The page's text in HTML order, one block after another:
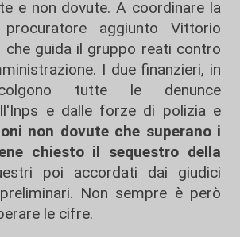
e non dovute. A coordinare la
aggiunto Vittorio
che guida il gruppo reati contro
I due finanzieri, in
tutte le denunce
e dalle forze di polizia e
non dovute che superano i
chiesto il sequestro della
poi accordati dai giudici
Non sempre è però
le cifre.